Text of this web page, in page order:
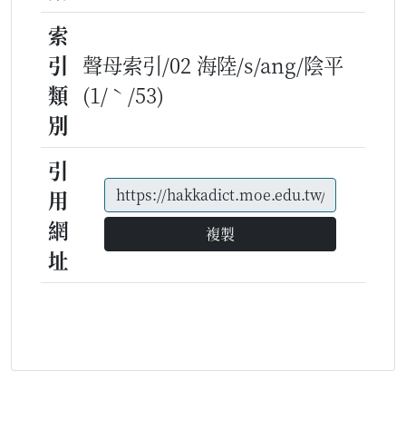
索
引
類
別
聲母索引/02 海陸/s/ang/陰平
(1/ˋ/53)
引
用
網
址
複製